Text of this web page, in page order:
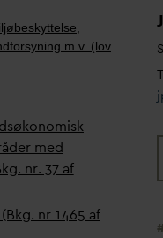
m.v. (lov
med
nr. 37 af
nr 1465 af